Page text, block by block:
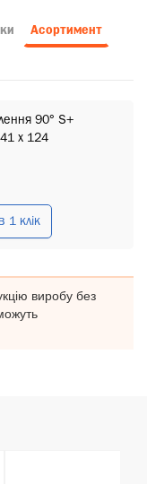
Асортимент
90° S+
х 124
1 клік
виробу без